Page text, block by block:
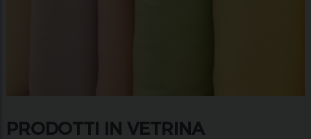
PRODOTTI IN VETRINA